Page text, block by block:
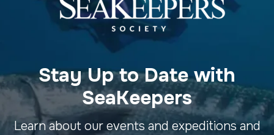
Stay Up to Date with
SeaKeepers
Learn about our events and expeditions and